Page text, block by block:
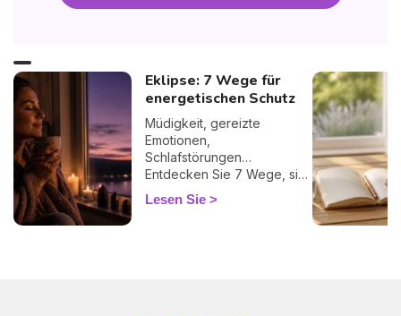
Eklipse: 7 Wege für
energetischen Schutz
Müdigkeit, gereizte
Emotionen,
Schlafstörungen…
Entdecken Sie 7 Wege, sich
bei einer Finsternis
energetisch zu schützen
Lesen Sie